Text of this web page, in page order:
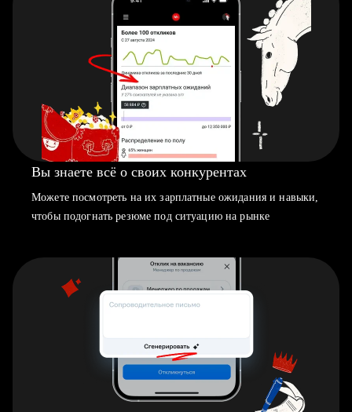
Вы знаете всё о своих конкурентах
Можете посмотреть на их зарплатные ожидания и навыки,
чтобы подогнать резюме под ситуацию на рынке